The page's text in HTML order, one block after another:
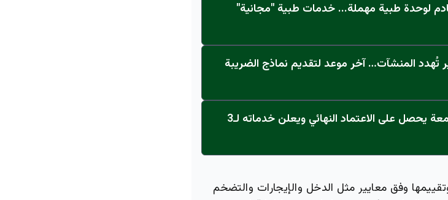
لوحدة طبية مهملة... خدمات طبية "مجانية"
تُهدد المنشآت… آخر موعد لتقديم نماذج الضريبة
عاجل: القناة تنطلق... مركز أورام الجامعة يحصل على الاعتماد النهائي ويعلن خدماته لـ3
وفق معايير مثل الدخل والإيجارات والتضخم